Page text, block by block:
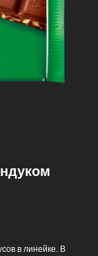
в линейке. В